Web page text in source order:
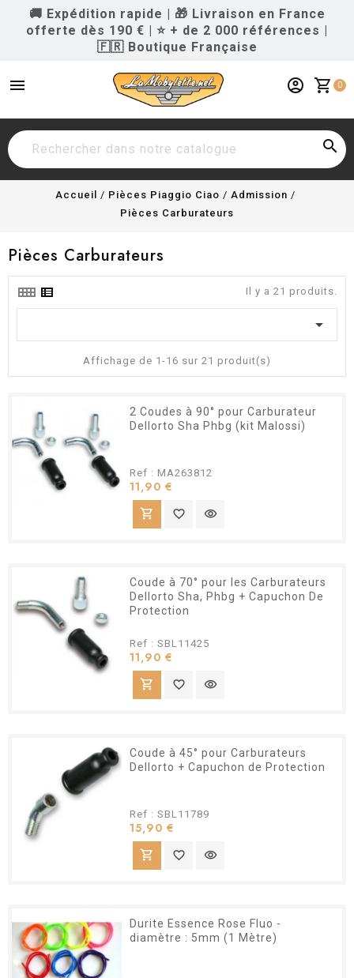
🚚 Expédition rapide | 🎁 Livraison en France
offerte dès 190 € | ⭐ + de 2 000 références |
🇫🇷 Boutique Française
menu shopping_cart 0
account_circle

Accueil Pièces Piaggio Ciao
Admission
Pièces Carburateurs
Pièces Carburateurs
Il y a 21 produits.

Affichage de 1-16 sur 21 produit(s)
2 Coudes à 90° pour Carburateur
Dellorto Sha Phbg (kit Malossi)
Ref : MA263812
11,90 €
shopping_cart favorite_border visibility
Coude à 70° pour les Carburateurs
Dellorto Sha, Phbg + Capuchon De
Protection
Ref : SBL11425
11,90 €
shopping_cart favorite_border visibility
Coude à 45° pour Carburateurs
Dellorto + Capuchon de Protection
Ref : SBL11789
15,90 €
shopping_cart favorite_border visibility
Durite Essence Rose Fluo -
diamètre : 5mm (1 Mètre)